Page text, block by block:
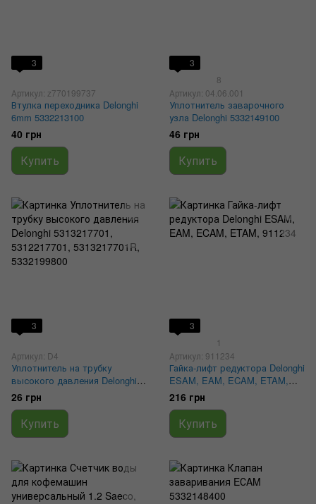
3
Артикул: z770199737
Втулка переходника Delonghi
6mm 5332213100
40 грн
Купить
3
8
Артикул: 04.06.001
Уплотнитель заварочного
узла Delonghi 5332149100
46 грн
Купить
3
Артикул: D4
Уплотнитель на трубку
высокого давления Delonghi
5313217701, 5312217701,
5313217701R, 5332199800
26 грн
Купить
3
1
Артикул: 911234
Гайка-лифт редуктора Delonghi
ESAM, EAM, ECAM, ETAM,
911234
216 грн
Купить